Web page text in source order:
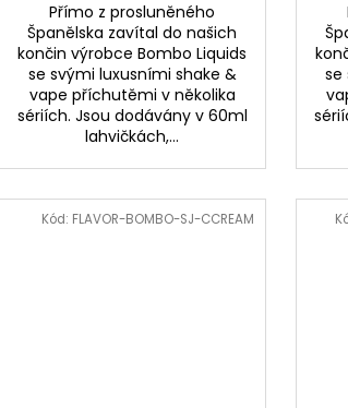
Přímo z prosluněného
Španělska zavítal do našich
končin výrobce Bombo Liquids
se svými luxusními shake &
vape příchutěmi v několika
sériích. Jsou dodávány v 60ml
lahvičkách,...
se
Kód: FLAVOR-BOMBO-SJ-CCREAM